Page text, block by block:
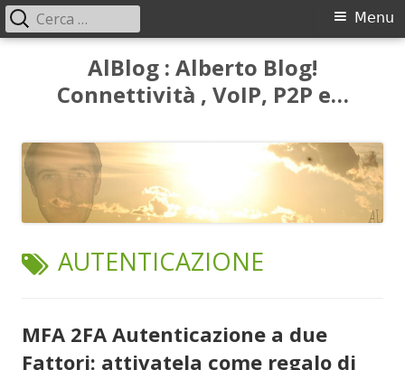
contenuto
AlBlog : Alberto Blog!
Connettività , VoIP, P2P e…
Menu
principale
Menu
Ricerca
per:
TAG:
AUTENTICAZIONE
MFA 2FA Autenticazione a due
Fattori: attivatela come regalo di